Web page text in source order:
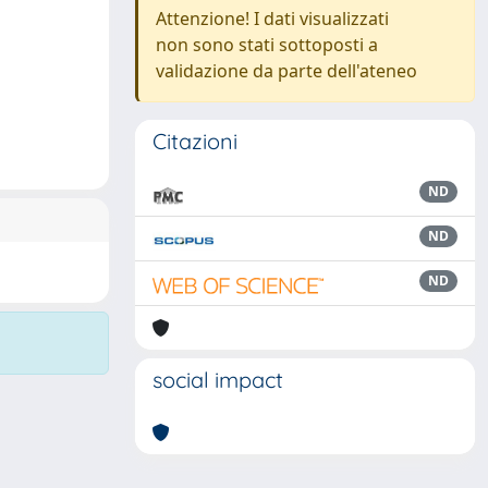
Attenzione! I dati visualizzati
non sono stati sottoposti a
validazione da parte dell'ateneo
Citazioni
ND
ND
ND
social impact